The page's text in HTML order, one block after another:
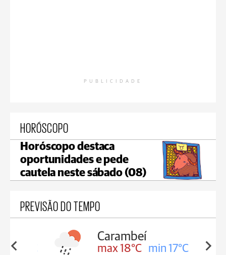
PUBLICIDADE
HORÓSCOPO
Horóscopo destaca
oportunidades e pede
cautela neste sábado (08)
PREVISÃO DO TEMPO
18°C
Carambeí
max 18°C min 17°C